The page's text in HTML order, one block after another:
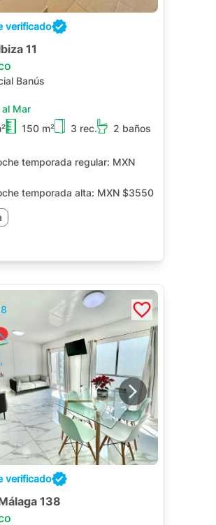
verificado
11
Banús
Mar
150 m² 3 rec.
2 baños
temporada regular: MXN
temporada alta: MXN $3550
verificado
138